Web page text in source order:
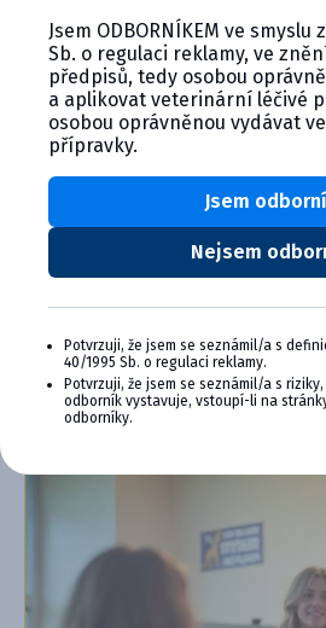
CYMEDICA PLUS:
SA VYPLÁCA
Zapojte sa do vernostného
Plus a získajte ďalšie bonusy
veterinárnu prax, vzdelávanie
Výhody členstva v
Exkluzívne produkty a
Jedinečné bonusy
Špeciálne podujatia,
webové semináre a ďalšie
Chcem sa
Ďalšie informácie o
Jsem ODBORNÍKEM ve smyslu
Sb. o regulaci reklamy, ve
předpisů, tedy osobou
a aplikovat veterinární léčivé
osobou oprávněnou vydávat
přípravky.
Nejsem
Jsem
Potvrzuji, že jsem se seznámil/a s
40/1995 Sb. o regulaci reklamy.
Potvrzuji, že jsem se seznámil/a s
odborník vystavuje, vstoupí-li na
odborníky.